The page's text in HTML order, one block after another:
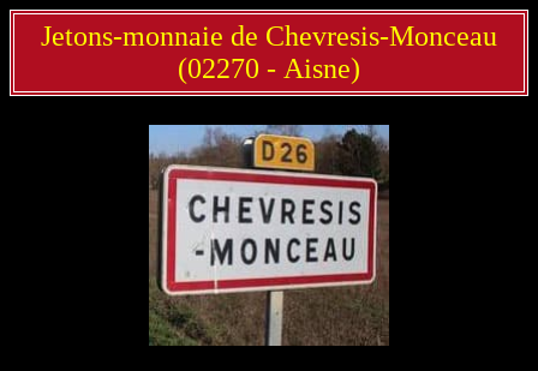
Jetons-monnaie de Chevresis-Monceau
(02270 - Aisne)